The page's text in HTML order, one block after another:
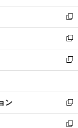
ン
ド
ウ
で
開
く
ウ
ィ
ン
ド
ウ
で
開
し
い
ウ
ィ
ン
ド
ウ
開
く
新
し
い
ウ
ィ
ン
ウ
で
開
く
新
し
い
ウ
ン
ド
ウ
で
新
し
ウ
ィ
ン
ド
ン
新
し
い
新